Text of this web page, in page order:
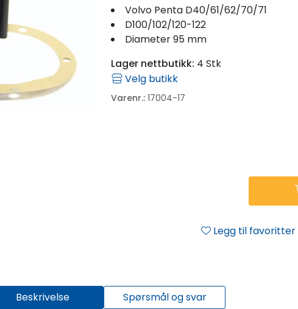
Volvo Penta D40/61/62/70/71
D100/102/120-122
Diameter 95 mm
Lager nettbutikk: 4 Stk
Velg butikk
Varenr.: 17004-17
Legg til favoritter
Beskrivelse Spørsmål og svar